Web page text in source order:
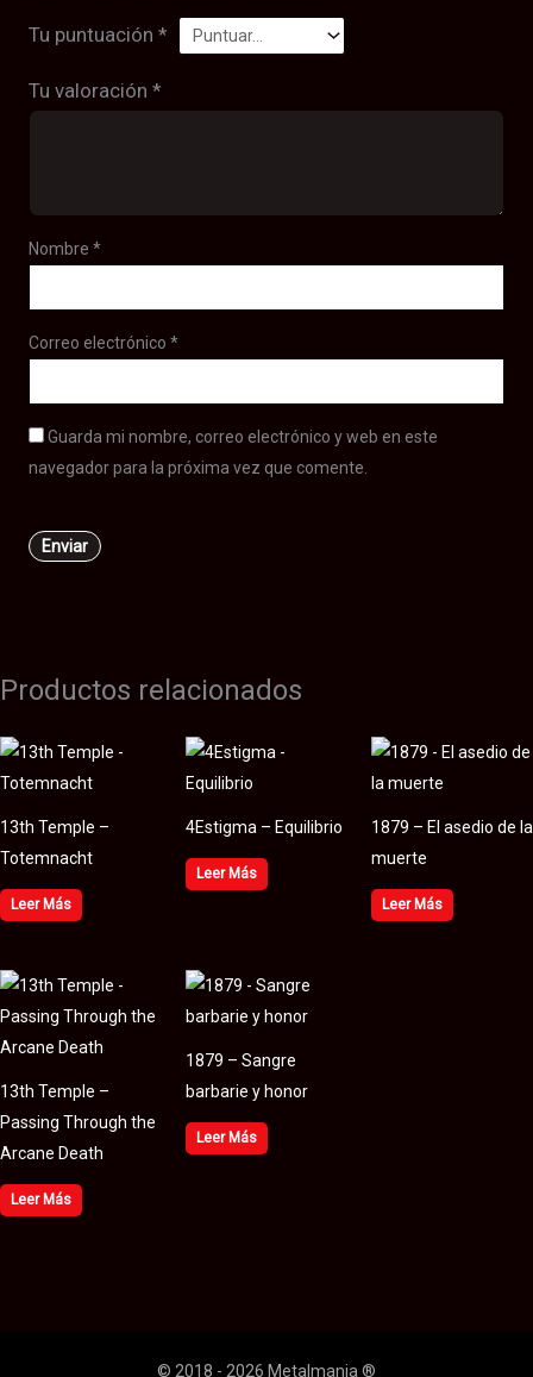
Tu puntuación*
Tu valoración*
Nombre*
Correo electrónico*
Guarda mi nombre, correo electrónico y web en este
navegador para la próxima vez que comente.
Productos relacionados
13th Temple –
Totemnacht
Leer Más
4Estigma – Equilibrio
Leer Más
1879 – El asedio de la
muerte
Leer Más
13th Temple –
Passing Through the
Arcane Death
Leer Más
1879 – Sangre
barbarie y honor
Leer Más
© 2018 - 2026 Metalmania ®